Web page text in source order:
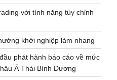
với tính năng tùy chỉnh
khởi nghiệp làm nhang
phát hành báo cáo về mức
Á Thái Bình Dương